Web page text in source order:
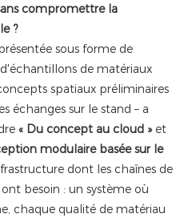
compromettre la
?
sous forme de
de matériaux
spatiaux préliminaires
échanges sur le stand – a
« Du concept au cloud »et
modulaire basée sur le
dont les chaînes de
besoin : un système où
chaque qualité de matériau